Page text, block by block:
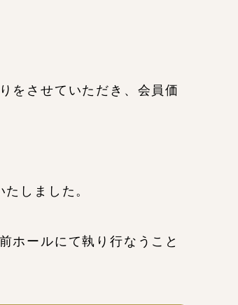
をさせていただき、会員価
しました。
ホールにて執り行なうこと